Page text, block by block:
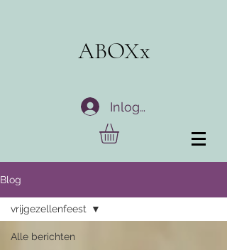
ABOXx
Inloggen
Blog
Alle berichten
vrijgezellenfeest